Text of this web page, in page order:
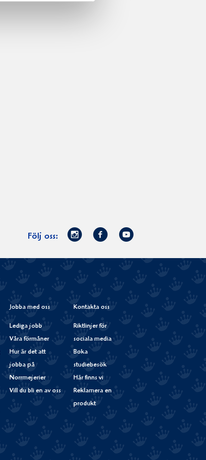
Följ oss:
Norrmejerier
Instagram
Facebook
Youtube
Jobba med oss
Lediga jobb
Våra förmåner
Hur är det att
jobba på
Norrmejerier
Vill du bli en av oss
Kontakta oss
Riktlinjer för
sociala media
Boka
studiebesök
Här finns vi
Reklamera en
produkt